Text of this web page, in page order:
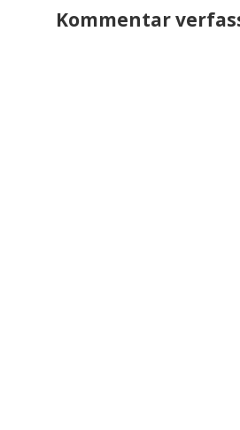
Kommentar